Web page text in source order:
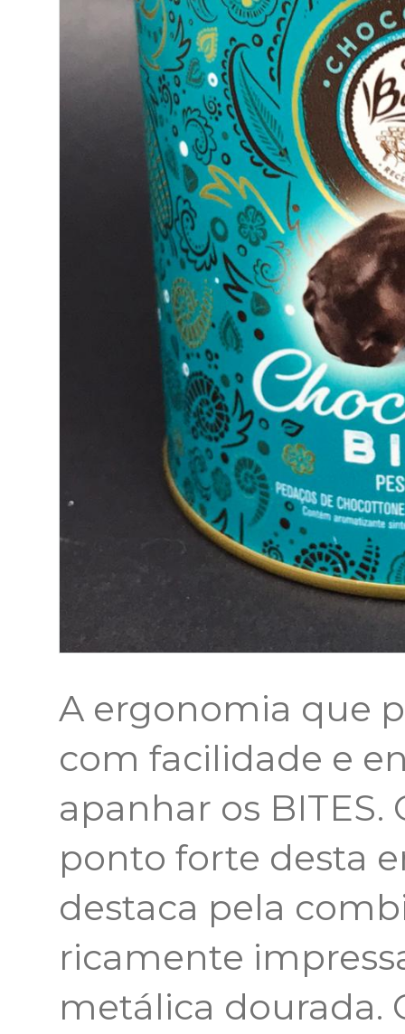
A ergonomia que
com facilidade e
apanhar os
ponto forte desta
destaca pela
ricamente
metálica dourada.